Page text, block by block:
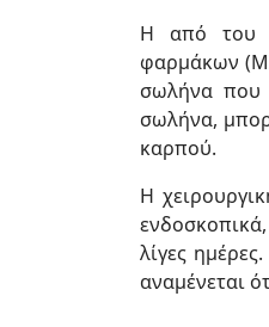
Η από του
φαρμάκων
σωλήνα που
σωλήνα,
καρπού.
Η
λίγες
αναμένεται